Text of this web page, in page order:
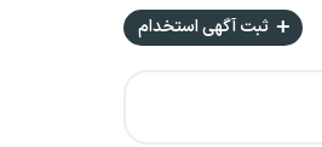
ثبت آگهی استخدام